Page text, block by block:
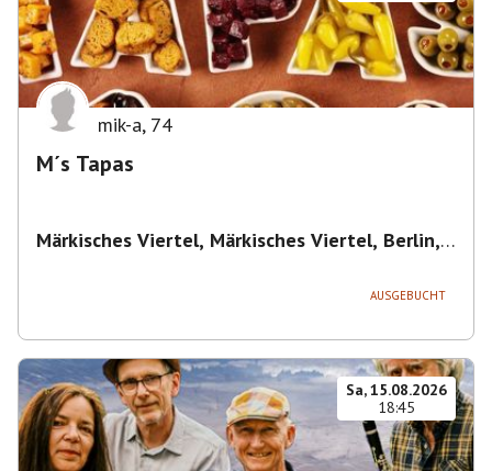
mik-a, 74
M´s Tapas
Märkisches Viertel, Märkisches Viertel, Berlin,
AUSGEBUCHT
Sa, 15.08.2026
18:45